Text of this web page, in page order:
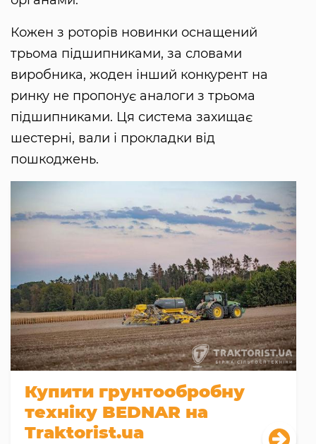
Кожен з роторів новинки оснащений
трьома підшипниками, за словами
виробника, жоден інший конкурент на
ринку не пропонує аналоги з трьома
підшипниками. Ця система захищає
шестерні, вали і прокладки від
пошкоджень.
Купити грунтообробну
техніку BEDNAR на
Traktorist.ua